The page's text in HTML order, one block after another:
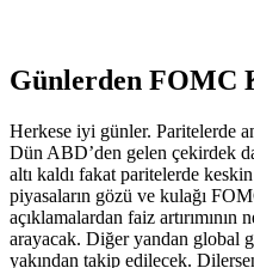
Günlerden FOMC
Herkese iyi günler. Paritelerde
Dün ABD’den gelen çekirdek
altı kaldı fakat paritelerde
piyasaların gözü ve kulağı
açıklamalardan faiz
arayacak. Diğer yandan global
yakından takip edilecek.